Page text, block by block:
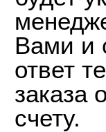
Вами и
ответ
заказа
счету.